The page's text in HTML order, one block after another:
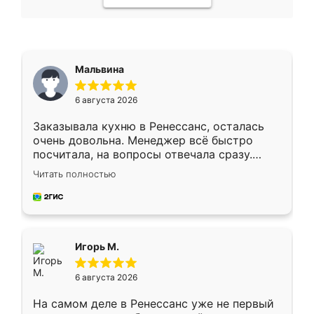
Мальвина
6 августа 2026
Заказывала кухню в Ренессанс, осталась
очень довольна. Менеджер всё быстро
посчитала, на вопросы отвечала сразу.
Замерщик приехал в субботу, подошёл к
делу со всей ответственностью. Собрали
за день, ребята работали аккуратно, даже
Читать полностью
Игорь М.
6 августа 2026
На самом деле в Ренессанс уже не первый